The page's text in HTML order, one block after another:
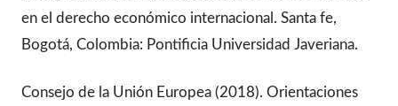
en el derecho económico internacional. Santa fe,
Bogotá, Colombia: Pontificia Universidad Javeriana.
Consejo de la Unión Europea (2018). Orientaciones